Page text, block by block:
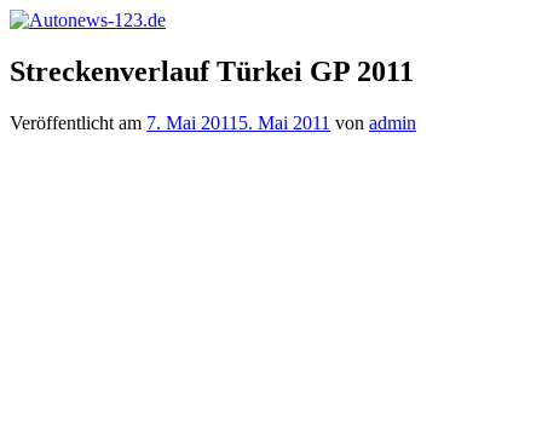
Zum
springen
Autonews-
123.de
Autonews
mit
Streckenverlauf Türkei GP 2011
Veröffentlicht am 7. Mai 2011 5. Mai 2011 von admin